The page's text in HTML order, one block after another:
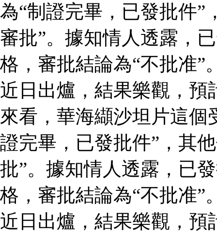
為“制證完畢，已發批件”
審批”。據知情人透露，
格，審批結論為“不批准”
近日出爐，結果樂觀，預
來看，華海纈沙坦片這個
證完畢，已發批件”，其
批”。據知情人透露，已
格，審批結論為“不批准”
近日出爐，結果樂觀，預